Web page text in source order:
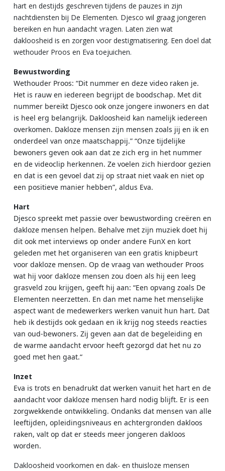
hart en destijds geschreven tijdens de pauzes in zijn
nachtdiensten bij De Elementen. Djesco wil graag jongeren
bereiken en hun aandacht vragen. Laten zien wat
dakloosheid is en zorgen voor destigmatisering. Een doel dat
wethouder Proos en Eva toejuichen.
Bewustwording
Wethouder Proos: “Dit nummer en deze video raken je.
Het is rauw en iedereen begrijpt de boodschap. Met dit
nummer bereikt Djesco ook onze jongere inwoners en dat
is heel erg belangrijk. Dakloosheid kan namelijk iedereen
overkomen. Dakloze mensen zijn mensen zoals jij en ik en
onderdeel van onze maatschappij.” “Onze tijdelijke
bewoners geven ook aan dat ze zich erg in het nummer
en de videoclip herkennen. Ze voelen zich hierdoor gezien
en dat is een gevoel dat zij op straat niet vaak en niet op
een positieve manier hebben”, aldus Eva.
Hart
Djesco spreekt met passie over bewustwording creëren en
dakloze mensen helpen. Behalve met zijn muziek doet hij
dit ook met interviews op onder andere FunX en kort
geleden met het organiseren van een gratis knipbeurt
voor dakloze mensen. Op de vraag van wethouder Proos
wat hij voor dakloze mensen zou doen als hij een leeg
grasveld zou krijgen, geeft hij aan: “Een opvang zoals De
Elementen neerzetten. En dan met name het menselijke
aspect want de medewerkers werken vanuit hun hart. Dat
heb ik destijds ook gedaan en ik krijg nog steeds reacties
van oud-bewoners. Zij geven aan dat de begeleiding en
de warme aandacht ervoor heeft gezorgd dat het nu zo
goed met hen gaat.“
Inzet
Eva is trots en benadrukt dat werken vanuit het hart en de
aandacht voor dakloze mensen hard nodig blijft. Er is een
zorgwekkende ontwikkeling. Ondanks dat mensen van alle
leeftijden, opleidingsniveaus en achtergronden dakloos
raken, valt op dat er steeds meer jongeren dakloos
worden.
Dakloosheid voorkomen en dak- en thuisloze mensen